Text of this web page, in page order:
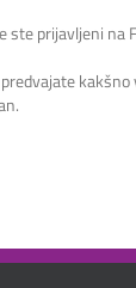
ste prijavljeni na